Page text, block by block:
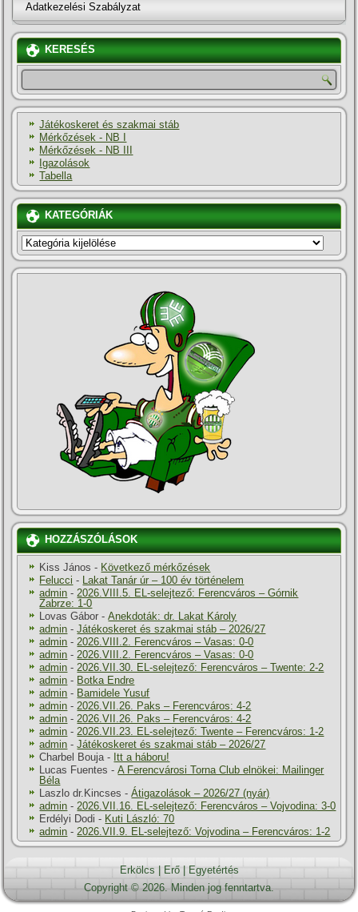
Adatkezelési Szabályzat
KERESÉS
Játékoskeret és szakmai stáb
Mérkőzések - NB I
Mérkőzések - NB III
Igazolások
Tabella
KATEGÓRIÁK
KATEGÓRIÁK
HOZZÁSZÓLÁSOK
Kiss János - Következő mérkőzések
Felucci - Lakat Tanár úr – 100 év történelem
admin -2026.VIII.5. EL-selejtező: Ferencváros – Górnik
Zabrze: 1-0
Lovas Gábor -Anekdoták: dr. Lakat Károly
admin -Játékoskeret és szakmai stáb – 2026/27
admin -2026.VIII.2. Ferencváros – Vasas: 0-0
admin -2026.VIII.2. Ferencváros – Vasas: 0-0
admin -2026.VII.30. EL-selejtező: Ferencváros – Twente: 2-2
admin - Botka Endre
admin - Bamidele Yusuf
admin -2026.VII.26. Paks – Ferencváros: 4-2
admin -2026.VII.26. Paks – Ferencváros: 4-2
admin -2026.VII.23. EL-selejtező: Twente – Ferencváros: 1-2
admin -Játékoskeret és szakmai stáb – 2026/27
Charbel Bouja- Itt a háboru!
Lucas Fuentes -A Ferencvárosi Torna Club elnökei: Mailinger
Béla
Laszlo dr.Kincses -Átigazolások – 2026/27 (nyár)
admin -2026.VII.16. EL-selejtező: Ferencváros – Vojvodina: 3-0
Erdélyi Dodi - Kuti László: 70
admin -2026.VII.9. EL-selejtező: Vojvodina – Ferencváros: 1-2
Erkölcs Erő|
Egyetértés
Copyright © 2026. Minden jog fenntartva.